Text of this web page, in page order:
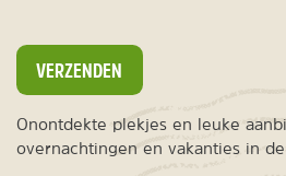
VERZENDEN
Onontdekte plekjes en leuke
overnachtingen en vakanties in